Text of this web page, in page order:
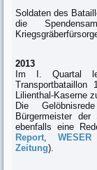
Soldaten des
die
2013
Im I. Quartal
Lilienthal-Kaserne
Die
Bürgermeister
ebenfalls eine
Report
Zeitung).